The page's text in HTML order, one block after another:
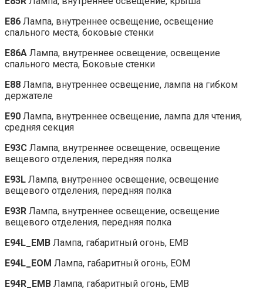
E86 Лампа, внутреннее освещение, освещение
спального места, боковые стенки
E86A Лампа, внутреннее освещение, освещение
спального места, Боковые стенки
E88 Лампа, внутреннее освещение, лампа на гибком
держателе
E90 Лампа, внутреннее освещение, лампа для чтения,
средняя секция
E93C Лампа, внутреннее освещение, освещение
вещевого отделения, передняя полка
E93L Лампа, внутреннее освещение, освещение
вещевого отделения, передняя полка
E93R Лампа, внутреннее освещение, освещение
вещевого отделения, передняя полка
E94L_EMB Лампа, габаритный огонь, EMB
E94L_EOM Лампа, габаритный огонь, EOM
E94R_EMB Лампа, габаритный огонь, EMB